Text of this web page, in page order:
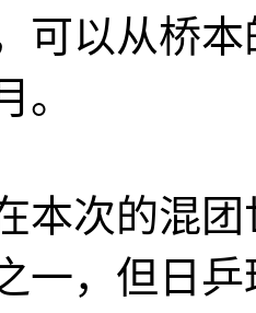
可以从桥
。
本次的混
一，但日